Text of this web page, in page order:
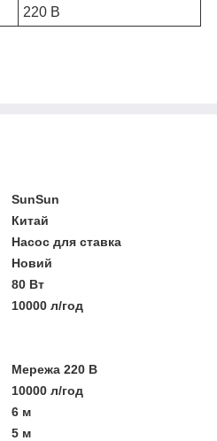
220 В
SunSun
Китай
Насос для ставка
Новий
80 Вт
10000 л/год
Мережа 220 В
10000 л/год
6 м
5 м